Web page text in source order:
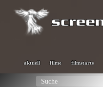
aktuell filme filmstarts